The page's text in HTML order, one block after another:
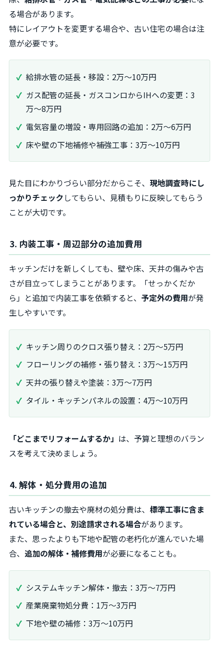
る場合があります。
特にレイアウトを変更する場合や、古い住宅の場合は注
意が必要です。
給排水管の延長・移設：2万～10万円
ガス配管の延長・ガスコンロからIHへの変更：3
万～8万円
電気容量の増設・専用回路の追加：2万～6万円
床や壁の下地補修や補強工事：3万～10万円
見た目にわかりづらい部分だからこそ、 現地調査時にし
っかりチェックしてもらい、見積もりに反映してもらう
ことが大切です。
3. 内装工事・周辺部分の追加費用
キッチンだけを新しくしても、壁や床、天井の傷みや古
さが目立ってしまうことがあります。「せっかくだか
ら」と追加で内装工事を依頼すると、 予定外の費用が発
生しやすいです。
キッチン周りのクロス張り替え：2万～5万円
フローリングの補修・張り替え：3万～15万円
天井の張り替えや塗装：3万～7万円
タイル・キッチンパネルの設置：4万～10万円
「どこまでリフォームするか」 は、予算と理想のバラン
スを考えて決めましょう。
4. 解体・処分費用の追加
古いキッチンの撤去や廃材の処分費は、 標準工事に含ま
れている場合と、別途請求される場合があります。
また、思ったよりも下地や配管の老朽化が進んでいた場
合、 追加の解体・補修費用が必要になることも。
システムキッチン解体・撤去：3万～7万円
産業廃棄物処分費：1万～3万円
下地や壁の補修：3万～10万円